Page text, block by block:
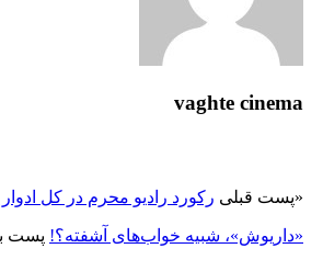
vaghte cinema
پست قبلی رکورد رادیو محرم در کل ادوار
«داریوش»، شبیه خواب‌های آشفته؟! پست